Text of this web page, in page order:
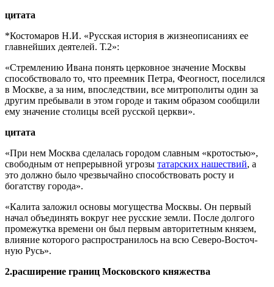
цитата
*Костомаров Н.И. «Русская история в жизнеописаниях ее
главнейших деятелей. Т.2»:
«Стремлению Ивана понять церковное значение Москвы
способствовало то, что преемник Петра, Феогност, поселился
в Москве, а за ним, впоследствии, все митрополиты один за
другим пребывали в этом городе и таким образом сообщили
ему значение столицы всей русской церкви».
цитата
«При нем Москва сделалась городом славным «кротостью»,
свободным от непрерыв­ной угрозы татарских нашествий, а
это должно было чрезвычайно способство­вать росту и
богатству города».
«Калита заложил основы могущества Москвы. Он первый
начал объединять вокруг нее русские земли. После дол­гого
промежутка времени он был первым авторитетным князем,
влияние которого распространилось на всю Северо-Восточ­
ную Русь».
2.расширение границ Московского княжества